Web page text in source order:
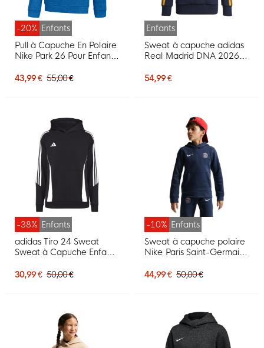
-20% Enfants
Pull à Capuche En Polaire
Nike Park 26 Pour Enfants,
43,99 € 55,00 €
Enfants
Sweat à capuche adidas
Real Madrid DNA 2026-
foncé, orange, blanc
54,99 €
-38% Enfants
adidas Tiro 24 Sweat
Sweat à Capuche Enfants
30,99 € 50,00 €
-10% Enfants
Sweat à capuche polaire
Nike Paris Saint-Germain
Enfants, bleu foncé et
44,99 € 50,00 €